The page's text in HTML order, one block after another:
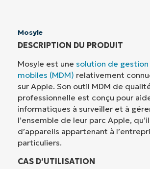
Mosyle
DESCRIPTION DU PRODUIT
Mosyle est une solution de
mobiles (MDM) relativement
sur Apple. Son outil MDM de
professionnelle est conçu pour
informatiques à surveiller et à
l’ensemble de leur parc Apple, qu’il
d’appareils appartenant à
particuliers.
CAS D’UTILISATION